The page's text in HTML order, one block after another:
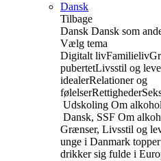
Dansk
Tilbage
Dansk Dansk som
Vælg tema
Digitalt livFamilieliv
pubertetLivsstil og
idealerRelationer og
følelserRettigheder
Udskoling Om
Dansk, SSF Om
Grænser, Livsstil og
unge i Danmark
drikker sig fulde i